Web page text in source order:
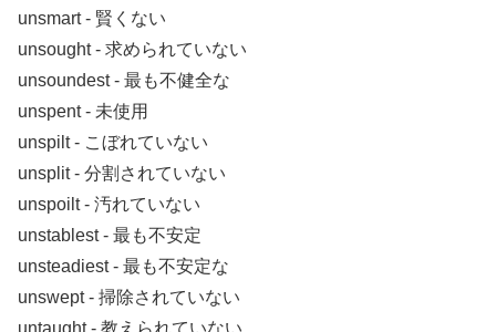
unsmart ‐ 賢くない
unsought ‐ 求められていない
unsoundest ‐ 最も不健全な
unspent ‐ 未使用
unspilt ‐ こぼれていない
unsplit ‐ 分割されていない
unspoilt ‐ 汚れていない
unstablest ‐ 最も不安定
unsteadiest ‐ 最も不安定な
unswept ‐ 掃除されていない